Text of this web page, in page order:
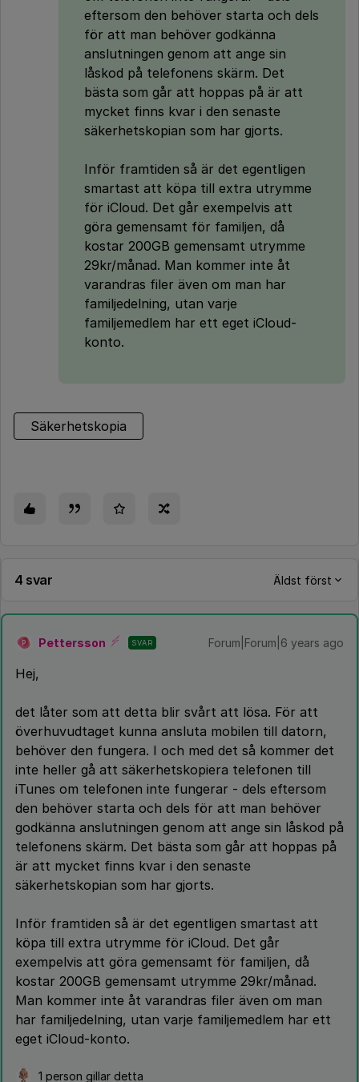
eftersom den behöver starta och dels
för att man behöver godkänna
anslutningen genom att ange sin
låskod på telefonens skärm. Det
bästa som går att hoppas på är att
mycket finns kvar i den senaste
säkerhetskopian som har gjorts.
Inför framtiden så är det egentligen
smartast att köpa till extra utrymme
för iCloud. Det går exempelvis att
göra gemensamt för familjen, då
kostar 200GB gemensamt utrymme
29kr/månad. Man kommer inte åt
varandras filer även om man har
familjedelning, utan varje
familjemedlem har ett eget iCloud-
konto.
Säkerhetskopia
4 svar Äldst först
P Pettersson SVAR Forum|Forum|6 years ago
Hej,
det låter som att detta blir svårt att lösa. För att
överhuvudtaget kunna ansluta mobilen till datorn,
behöver den fungera. I och med det så kommer det
inte heller gå att säkerhetskopiera telefonen till
iTunes om telefonen inte fungerar - dels eftersom
den behöver starta och dels för att man behöver
godkänna anslutningen genom att ange sin låskod på
telefonens skärm. Det bästa som går att hoppas på
är att mycket finns kvar i den senaste
säkerhetskopian som har gjorts.
Inför framtiden så är det egentligen smartast att
köpa till extra utrymme för iCloud. Det går
exempelvis att göra gemensamt för familjen, då
kostar 200GB gemensamt utrymme 29kr/månad.
Man kommer inte åt varandras filer även om man
har familjedelning, utan varje familjemedlem har ett
eget iCloud-konto.
1 person gillar detta